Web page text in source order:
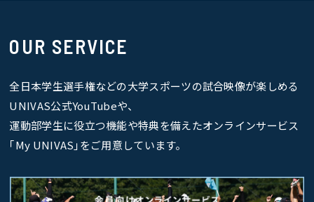
OUR SERVICE
全日本学生選手権などの大学スポーツの試合映像が楽しめる
UNIVAS公式YouTubeや、
運動部学生に役立つ機能や特典を備えたオンラインサービス
｢My UNIVAS｣をご用意しています。